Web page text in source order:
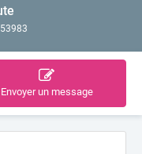
Envoyer un message